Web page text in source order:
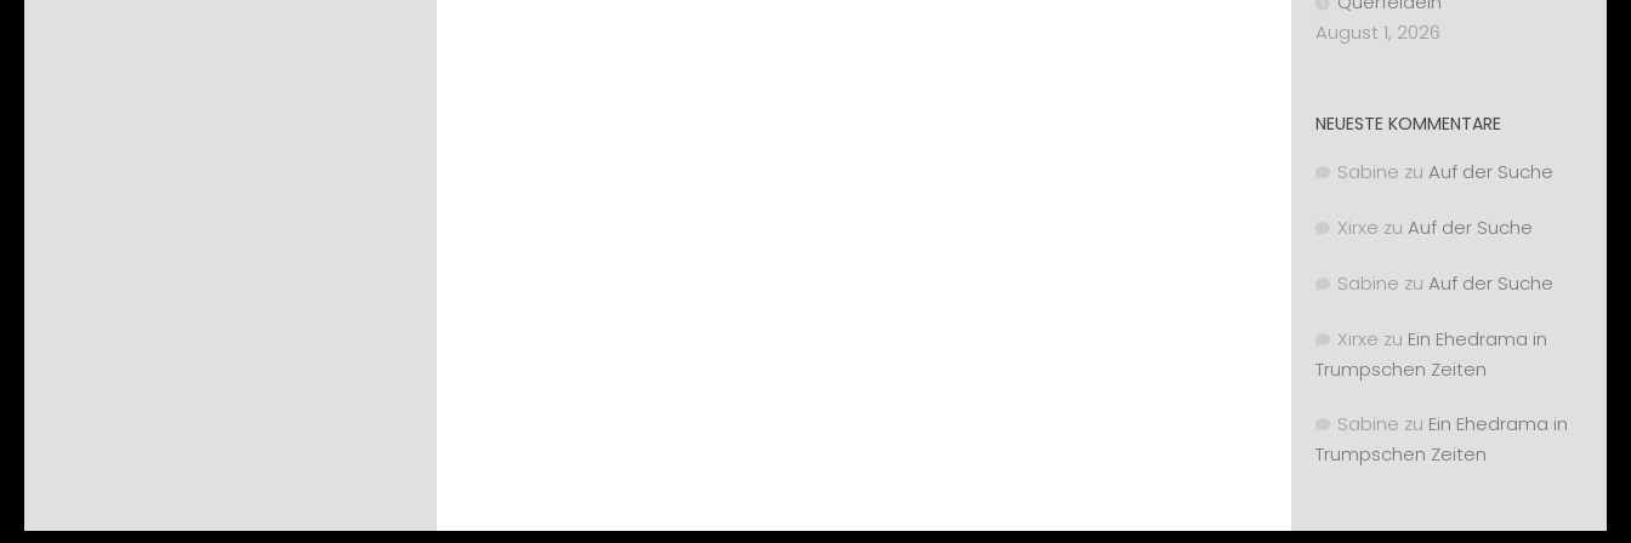
August 1, 2026
NEUESTE KOMMENTARE
Sabine zu Auf der Suche
Xirxe zu Auf der Suche
Sabine zu Auf der Suche
Xirxe zu Ein Ehedrama in
Trumpschen Zeiten
Sabine zu Ein Ehedrama in
Trumpschen Zeiten